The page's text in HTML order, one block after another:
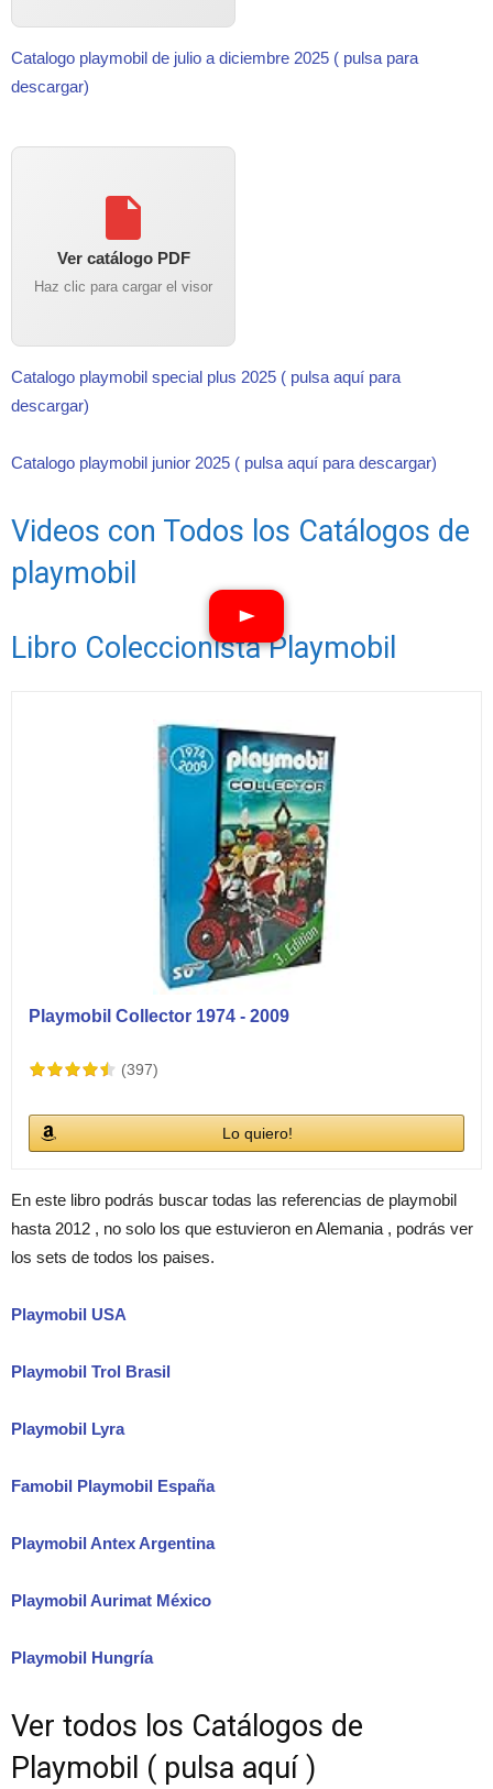
Catalogo playmobil de julio a diciembre 2025 ( pulsa para
descargar)
Ver catálogo PDF
Haz clic para cargar el visor
Catalogo playmobil special plus 2025 ( pulsa aquí para
descargar)
Catalogo playmobil junior 2025 ( pulsa aquí para descargar)
Videos con Todos los Catálogos de
playmobil
Libro Coleccionista Playmobil
Playmobil Collector 1974 - 2009
(397)
Lo quiero!
En este libro podrás buscar todas las referencias de playmobil
hasta 2012 , no solo los que estuvieron en Alemania , podrás ver
los sets de todos los paises.
Playmobil USA
Playmobil Trol Brasil
Playmobil Lyra
Famobil Playmobil España
Playmobil Antex Argentina
Playmobil Aurimat México
Playmobil Hungría
Ver todos los Catálogos de
Playmobil ( pulsa aquí )